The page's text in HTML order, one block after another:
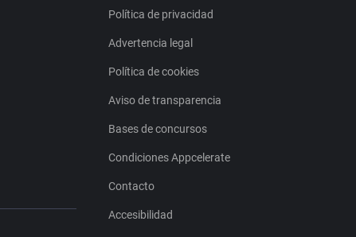
Política de privacidad
Advertencia legal
Política de cookies
Aviso de transparencia
Bases de concursos
Condiciones Appcelerate
Contacto
Accesibilidad